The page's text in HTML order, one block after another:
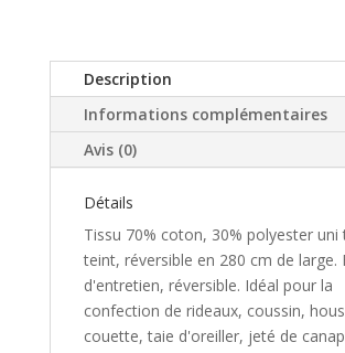
Description
Informations complémentaires
Avis (0)
Détails
Tissu 70% coton, 30% polyester uni
teint, réversible en 280 cm de large.
d'entretien, réversible. Idéal pour la
confection de rideaux, coussin,
couette, taie d'oreiller, jeté de